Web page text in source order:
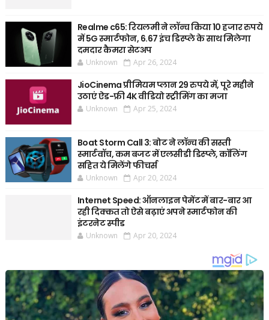
Realme c65: रियलमी ने लॉन्च किया 10 हजार रुपये
में 5G स्मार्टफोन, 6.67 इंच डिस्प्ले के साथ मिलेगा
दमदार कैमरा सेटअप
Unknown Apr 26, 2024
JioCinema प्रीमियम प्लान 29 रुपये में, पूरे महीने
उठाएं ऐड-फ्री 4K वीडियो स्ट्रीमिंग का मजा
Unknown Apr 25, 2024
Boat Storm Call 3: बोट ने लॉन्च की सस्ती
स्मार्टवॉच, कम बजट में एलसीडी डिस्प्ले, कॉलिंग
सहित ये मिलेंगे फीचर्स
Unknown Apr 20, 2024
Internet Speed: ऑनलाइन पेमेंट में बार-बार आ
रही दिक्कत तो ऐसे बढ़ाएं अपने स्मार्टफोन की
इंटरनेट स्पीड
Unknown Apr 20, 2024